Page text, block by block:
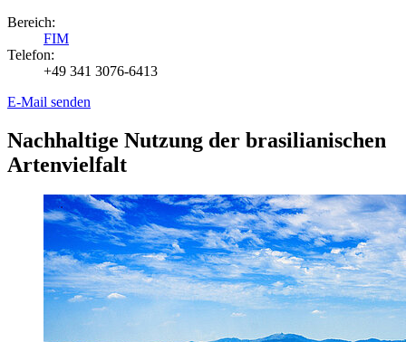
Bereich:
FIM
Telefon:
+49 341 3076-6413
E-Mail senden
Nachhaltige Nutzung der brasilianischen
Artenvielfalt